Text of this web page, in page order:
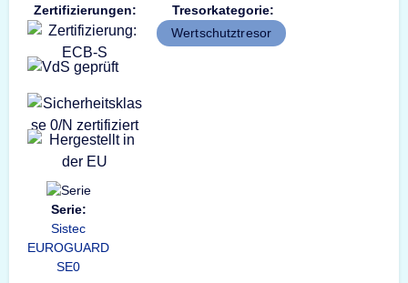
Zertifizierungen:
Tresorkategorie:
Wertschutztresor
Serie:
Sistec
EUROGUARD
SE0